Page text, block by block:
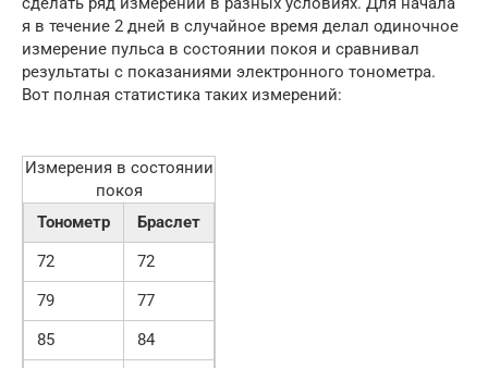
я в течение 2 дней в случайное время делал одиночное
измерение пульса в состоянии покоя и сравнивал
результаты с показаниями электронного тонометра.
Вот полная статистика таких измерений:
Измерения в состоянии
покоя
Тонометр
Браслет
72
72
79
77
85
84